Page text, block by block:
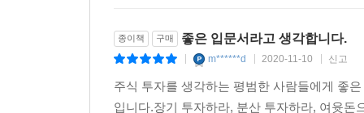
종이책 구매 좋은 입문서라고 생각합니다.
m******d 2020-11-10 신고
주식 투자를 생각하는 평범한 사람들에게 좋
입니다.장기 투자하라, 분산 투자하라, 여윳